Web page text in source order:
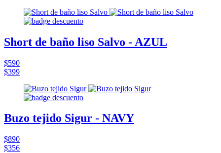
Short de baño liso Salvo - AZUL
$590
$399
Buzo tejido Sigur - NAVY
$890
$356